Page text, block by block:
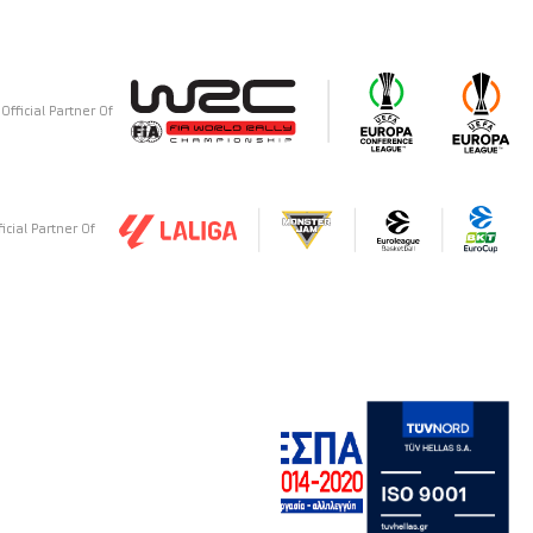
Official Partner Of
Partner Of